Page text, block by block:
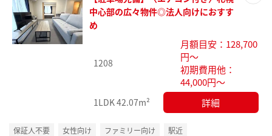
録
中心部の広々物件◎法人向けにおすす
め
1208
月額目安：128,700
円～
初期費用他：
44,000円～
1LDK42.07m² 詳細
保証人不要 女性向け ファミリー向け
駅近